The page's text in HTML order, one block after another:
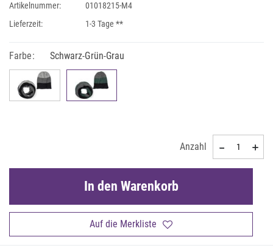
Artikelnummer:
01018215-M4
Lieferzeit:
1-3 Tage **
Farbe: Schwarz-Grün-Grau
Anzahl
Auf die Merkliste
In den Warenkorb